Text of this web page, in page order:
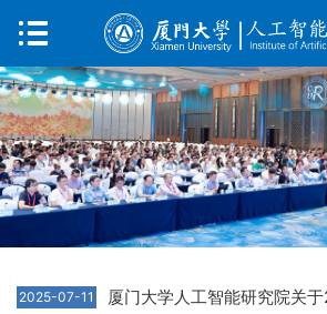
2025-07-11